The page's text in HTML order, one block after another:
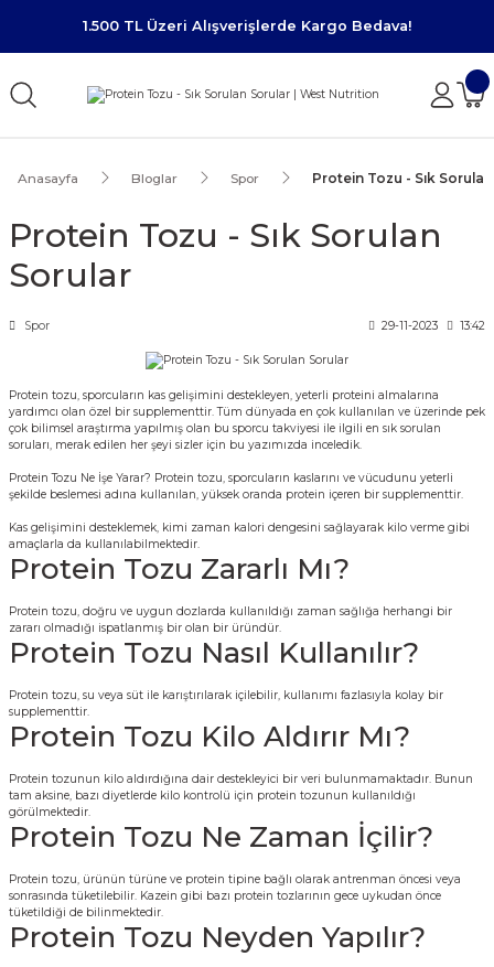
1.500 TL Üzeri Alışverişlerde Kargo Bedava!
Anasayfa Bloglar Spor Protein Tozu - Sık
Protein Tozu - Sık Sorulan
Sorular
Spor 29-11-2023 13:42
Protein tozu, sporcuların kas gelişimini destekleyen, yeterli proteini almalarına
yardımcı olan özel bir supplementtir. Tüm dünyada en çok kullanılan ve üzerinde pek
çok bilimsel araştırma yapılmış olan bu sporcu takviyesi ile ilgili en sık sorulan
soruları, merak edilen her şeyi sizler için bu yazımızda inceledik.
Protein Tozu Ne İşe Yarar? Protein tozu, sporcuların kaslarını ve vücudunu yeterli
şekilde beslemesi adına kullanılan, yüksek oranda protein içeren bir supplementtir.
Kas gelişimini desteklemek, kimi zaman kalori dengesini sağlayarak kilo verme gibi
amaçlarla da kullanılabilmektedir.
Protein Tozu Zararlı Mı?
Protein tozu, doğru ve uygun dozlarda kullanıldığı zaman sağlığa herhangi bir
zararı olmadığı ispatlanmış bir olan bir üründür.
Protein Tozu Nasıl Kullanılır?
Protein tozu, su veya süt ile karıştırılarak içilebilir, kullanımı fazlasıyla kolay bir
supplementtir.
Protein Tozu Kilo Aldırır Mı?
Protein tozunun kilo aldırdığına dair destekleyici bir veri bulunmamaktadır. Bunun
tam aksine, bazı diyetlerde kilo kontrolü için protein tozunun kullanıldığı
görülmektedir.
Protein Tozu Ne Zaman İçilir?
Protein tozu, ürünün türüne ve protein tipine bağlı olarak antrenman öncesi veya
sonrasında tüketilebilir. Kazein gibi bazı protein tozlarının gece uykudan önce
tüketildiği de bilinmektedir.
Protein Tozu Neyden Yapılır?